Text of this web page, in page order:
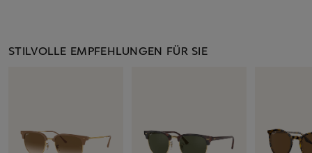
STILVOLLE EMPFEHLUNGEN FÜR SIE